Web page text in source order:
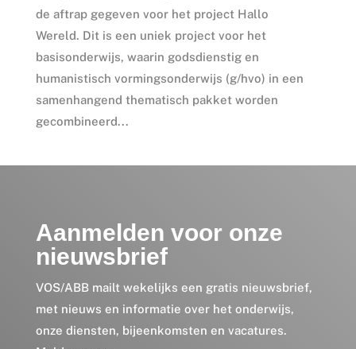
de aftrap gegeven voor het project Hallo
Wereld. Dit is een uniek project voor het
basisonderwijs, waarin godsdienstig en
humanistisch vormingsonderwijs (g/hvo) in een
samenhangend thematisch pakket worden
gecombineerd...
Aanmelden voor onze
nieuwsbrief
VOS/ABB mailt wekelijks een gratis nieuwsbrief,
met nieuws en informatie over het onderwijs,
onze diensten, bijeenkomsten en vacatures.